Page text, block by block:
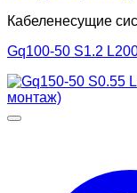
Кабеленесущие
Gq100-50 S1.2